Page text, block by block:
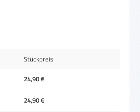
Stückpreis
24,90 €
24,90 €